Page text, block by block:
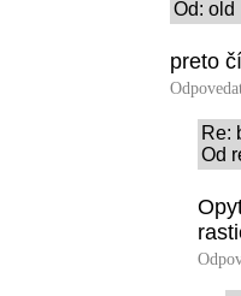
Od: old
preto
Re:
Od